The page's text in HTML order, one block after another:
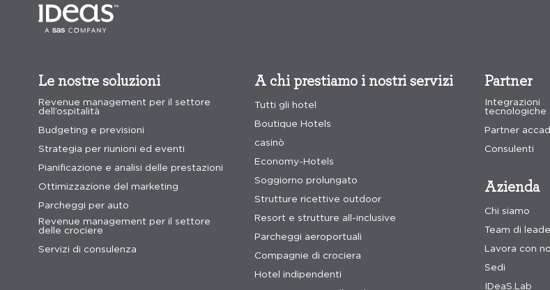
Le nostre soluzioni
Revenue management per il settore
dell’ospitalità
Budgeting e previsioni
Strategia per riunioni ed eventi
Pianificazione e analisi delle prestazioni
Ottimizzazione del marketing
Parcheggi per auto
Revenue management per il settore
delle crociere
Servizi di consulenza
A chi prestiamo i nostri servizi
Tutti gli hotel
Boutique Hotels
casinò
Economy-Hotels
Soggiorno prolungato
Strutture ricettive outdoor
Resort e strutture all-inclusive
Parcheggi aeroportuali
Compagnie di crociera
Hotel indipendenti
Azienda
Chi siamo
Team di
Lavora con
Sedi
IDeaS.Lab
Partner
Integrazioni
tecnologiche
Partner
Consulenti